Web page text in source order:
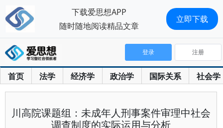
首页 法学 经济学 政治学 国际关系 社会学
登录 注册
川高院课题组：未成年人刑事案件审理中社会
调查制度的实际运用与分析
下载爱思想APP
随时随地阅读精品文章
立即下载